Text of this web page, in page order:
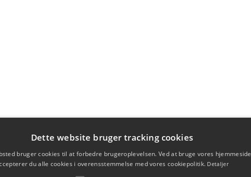
Dette website bruger tracking cookies
bruger cookies til at forbedre brugeroplevelsen. Ved at bruge vores hjemmeside
du alle cookies i overensstemmelse med vores cookiepolitik. Detaljer